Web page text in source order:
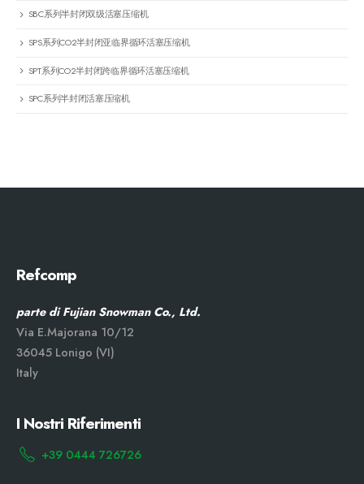
SBC系列半封闭双级活塞压缩机
SPS系列CO2半封闭亚临界循环活塞压缩机
SPT系列CO2半封闭跨临界循环活塞压缩机
SPC系列半封闭活塞压缩机
Refcomp
parte di Fujian Snowman Co., Ltd.
Via E.Majorana 10/12
36045 Lonigo (VI)
Italy
I Nostri Riferimenti
+39 0444 726726